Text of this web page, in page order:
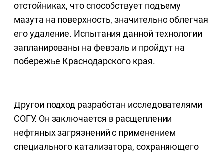
отстойниках, что способствует подъему
мазута на поверхность, значительно облегчая
его удаление. Испытания данной технологии
запланированы на февраль и пройдут на
побережье Краснодарского края.
Другой подход разработан исследователями
СОГУ. Он заключается в расщеплении
нефтяных загрязнений с применением
специального катализатора, сохраняющего